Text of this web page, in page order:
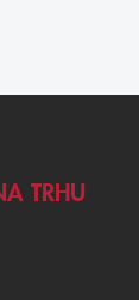
TRHU